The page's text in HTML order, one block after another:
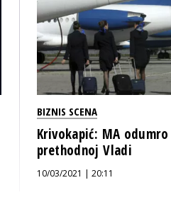
BIZNIS SCENA
Krivokapić: MA
prethodnoj Vladi
10/03/2021 | 20:11